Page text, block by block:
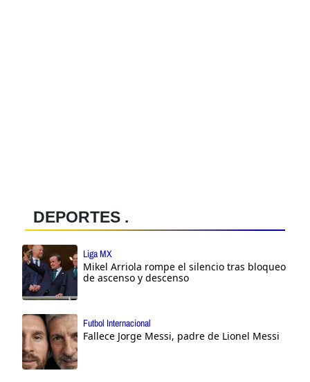
DEPORTES .
Liga MX
Mikel Arriola rompe el silencio tras bloqueo
de ascenso y descenso
Futbol Internacional
Fallece Jorge Messi, padre de Lionel Messi